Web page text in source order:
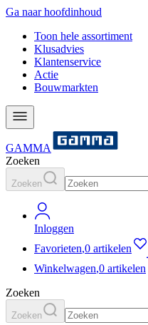
Ga naar hoofdinhoud
Toon hele assortiment
Klusadvies
Klantenservice
Actie
Bouwmarkten
GAMMA
Zoeken
Zoeken
Inloggen
Favorieten,0 artikelen
Winkelwagen,0 artikelen
Zoeken
Zoeken